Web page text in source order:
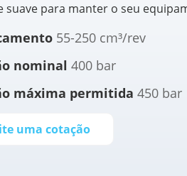
suave para manter o seu
55-250 cm³/rev
nominal 400 bar
máxima permitida 450 bar
uma cotação